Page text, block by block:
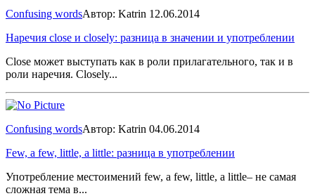
Confusing wordsАвтор: Katrin 12.06.2014
Наречия сlose и closely: разница в значении и употреблении
Close может выступать как в роли прилагательного, так и в
роли наречия. Closely...
Confusing wordsАвтор: Katrin 04.06.2014
Few, a few, little, a little: pазница в употреблении
Употребление местоимений few, a few, little, a little– не самая
сложная тема в...